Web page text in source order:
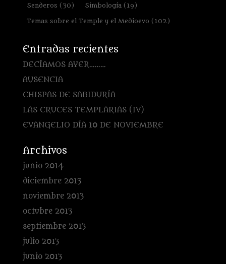
Senderos (30) Simbología(19)
Temas sobre el Temple y el Medioevo (102)
Entradas recientes
DECÍAMOS AYER………
AUSENCIA
CHISPAS DE SABIDURÍA
LAS CRUCES TEMPLARIAS (IV)
EVANGELIO DÍA 10 DE NOVIEMBRE
Archivos
junio 2014
diciembre 2013
noviembre 2013
octubre 2013
septiembre 2013
julio 2013
junio 2013